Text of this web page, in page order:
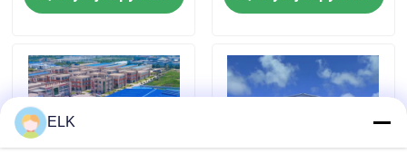
Poproś o wycenę
Magazyn Konstrukcji Stalowych
ELK